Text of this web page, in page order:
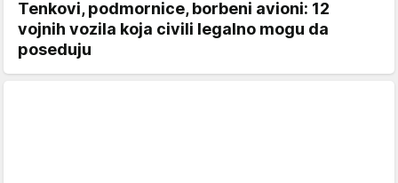
Tenkovi, podmornice, borbeni avioni: 12
vojnih vozila koja civili legalno mogu da
poseduju